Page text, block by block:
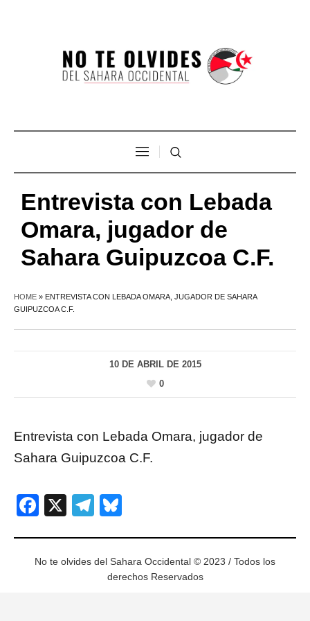
Entrevista con Lebada
Omara, jugador de
Sahara Guipuzcoa C.F.
HOME » ENTREVISTA CON LEBADA OMARA, JUGADOR DE SAHARA
GUIPUZCOA C.F.
10 DE ABRIL DE 2015
0
Entrevista con Lebada Omara, jugador de
Sahara Guipuzcoa C.F.
Facebook
X Telegram
No te olvides del Sahara Occidental © 2023 / Todos los
derechos Reservados